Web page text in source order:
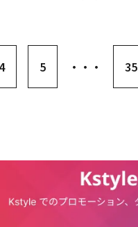
D-LITEの世界観を存分に楽しめる
TOUR 2024 D's IS ME - Encore
は990 円（税込）～。※Apple ID
入いただけません。■関連リン
、RND COMPANYと専属契約を
4 5 ・・・ 35